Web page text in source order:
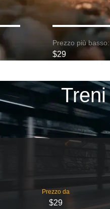
Prezzo più basso:
$29
Prezzo da
$29